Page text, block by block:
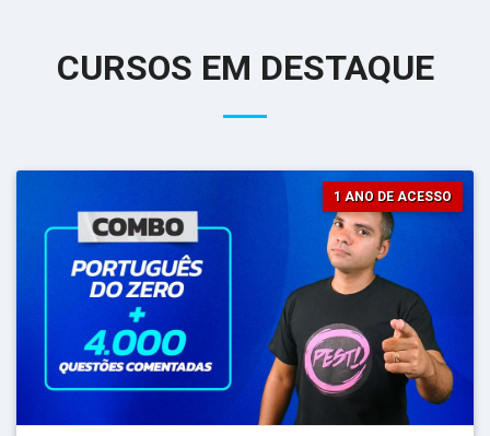
CURSOS EM DESTAQUE
1 ANO DE ACESSO